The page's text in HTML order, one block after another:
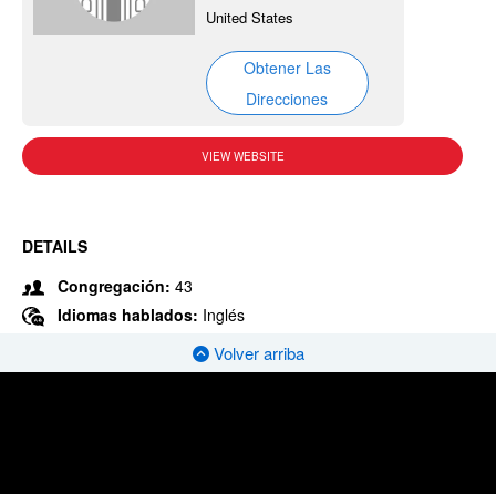
United States
Obtener Las
Direcciones
VIEW WEBSITE
DETAILS
Congregación: 43
Idiomas hablados: Inglés
Volver arriba